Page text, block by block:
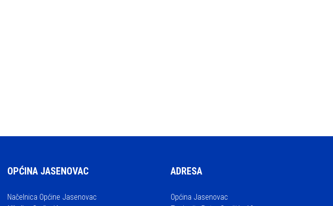
OPĆINA JASENOVAC
Načelnica Općine Jasenovac
ADRESA
Općina Jasenovac